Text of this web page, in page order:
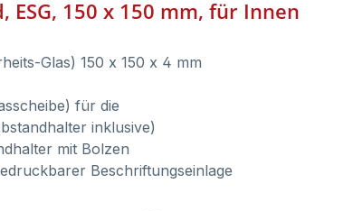
ESG, 150 x 150 mm, für Innen
Glas) 150 x 150 x 4 mm
für die
inklusive)
mit Bolzen
Beschriftungseinlage